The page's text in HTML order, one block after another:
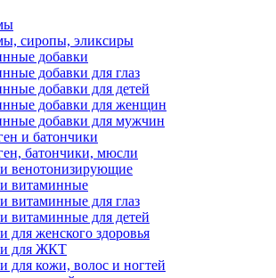
сиропы, эликсиры
добавки
добавки для глаз
добавки для детей
добавки для женщин
добавки для мужчин
и батончики
батончики, мюсли
венотонизирующие
витаминные
витаминные для глаз
витаминные для детей
для женского здоровья
для ЖКТ
для кожи, волос и ногтей